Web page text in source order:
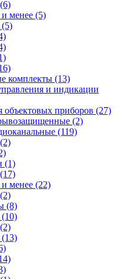
(6)
менее (5)
(5)
комплекты (13)
и индикации
объектовых приборов (27)
(2)
(119)
(2)
(1)
(17)
менее (22)
(2)
(8)
(10)
(2)
(13)